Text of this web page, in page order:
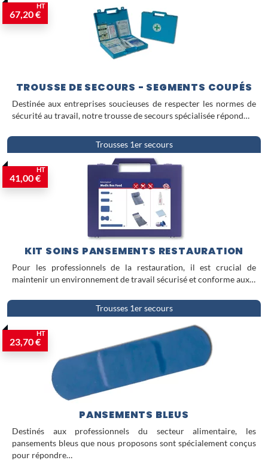
67,20 €
HT
TROUSSE DE SECOURS - SEGMENTS COUPÉS
Destinée aux entreprises soucieuses de respecter les normes de
sécurité au travail, notre trousse de secours spécialisée répond…
Trousses 1er secours
41,00 €
HT
KIT SOINS PANSEMENTS RESTAURATION
Pour les professionnels de la restauration, il est crucial de
maintenir un environnement de travail sécurisé et conforme aux…
Trousses 1er secours
23,70 €
HT
PANSEMENTS BLEUS
Destinés aux professionnels du secteur alimentaire, les
pansements bleus que nous proposons sont spécialement conçus
pour répondre…